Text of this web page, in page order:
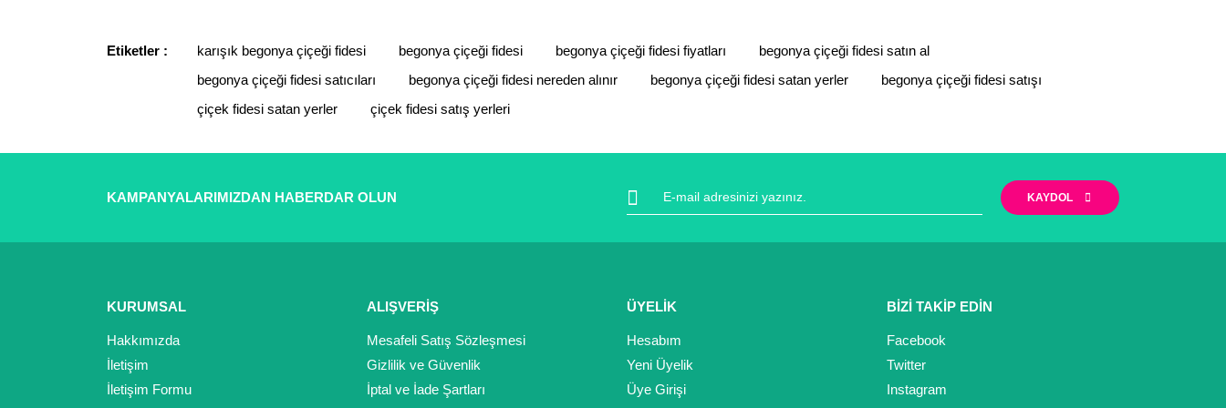
Ürün fiyatı diğer sitelerden daha pahalı.
Bu ürüne benzer farklı alternatifler olmalı.
Etiketler : karışık begonya çiçeği fidesi begonya çiçeği fidesi begonya çiçeği fidesi fiyatları
begonya çiçeği fidesi satın al
begonya çiçeği fidesi satıcıları
begonya çiçeği fidesi nereden alınır begonya çiçeği fidesi satan yerler
begonya çiçeği fidesi satışı
çiçek fidesi satan yerler
çiçek fidesi satış yerleri
KAMPANYALARIMIZDAN HABERDAR OLUN KAYDOL
KURUMSAL
Hakkımızda
İletişim
İletişim Formu
ALIŞVERİŞ
Mesafeli Satış Sözleşmesi
Gizlilik ve Güvenlik
İptal ve İade Şartları
ÜYELİK
Hesabım
Yeni Üyelik
Üye Girişi
BİZİ TAKİP EDİN
Facebook
Twitter
Instagram